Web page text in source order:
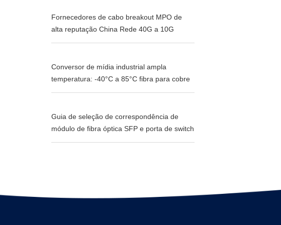
Fornecedores de cabo breakout MPO de
alta reputação China Rede 40G a 10G
Conversor de mídia industrial ampla
temperatura: -40°C a 85°C fibra para cobre
Guia de seleção de correspondência de
módulo de fibra óptica SFP e porta de switch